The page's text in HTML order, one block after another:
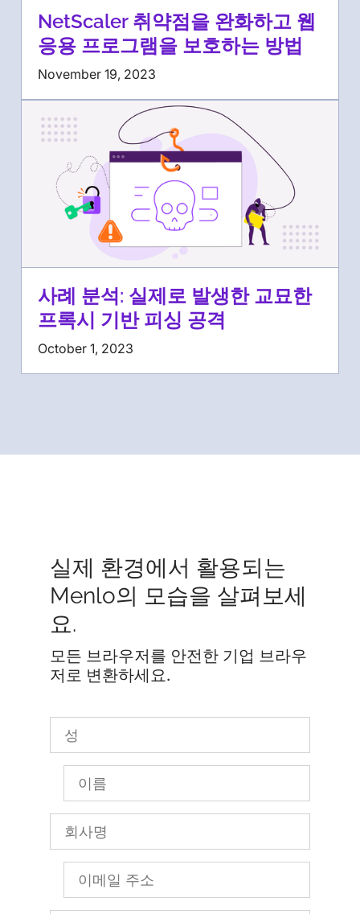
NetScaler 취약점을 완화하고 웹
응용 프로그램을 보호하는 방법
November 19, 2023
사례 분석: 실제로 발생한 교묘한
프록시 기반 피싱 공격
October 1, 2023
실제 환경에서 활용되는
Menlo의 모습을 살펴보세
요.
모든 브라우저를 안전한 기업 브라우
저로 변환하세요.